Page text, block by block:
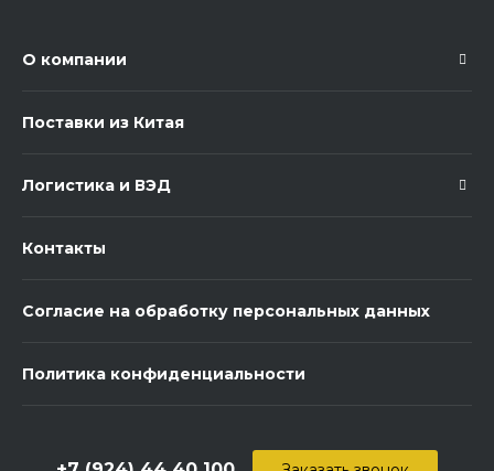
О компании
Поставки из Китая
Логистика и ВЭД
Контакты
Согласие на обработку персональных данных
Политика конфиденциальности